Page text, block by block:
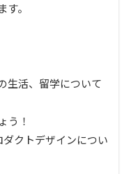
。
生活、留学について
う！
クトデザインについ